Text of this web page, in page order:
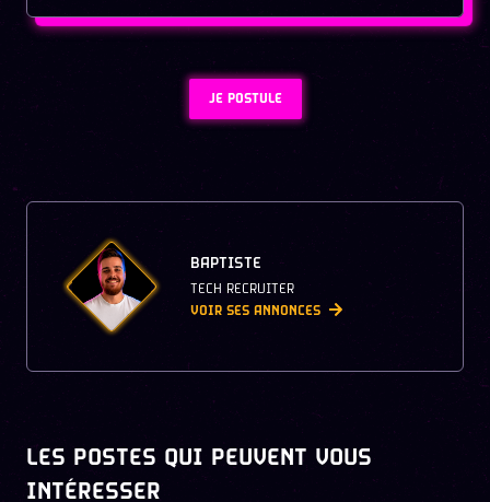
JE POSTULE
BAPTISTE
TECH RECRUITER
VOIR SES ANNONCES
LES POSTES QUI PEUVENT VOUS
INTÉRESSER